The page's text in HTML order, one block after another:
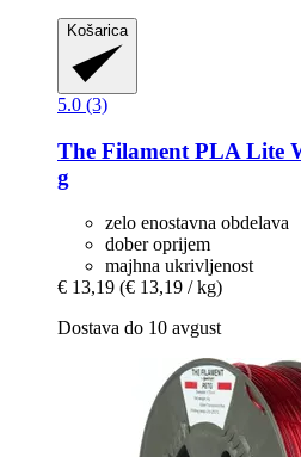
Košarica
5.0 (3)
The Filament PLA Lite
g
zelo enostavna obdelava
dober oprijem
majhna ukrivljenost
€ 13,19 (€ 13,19 / kg)
Dostava do 10 avgust